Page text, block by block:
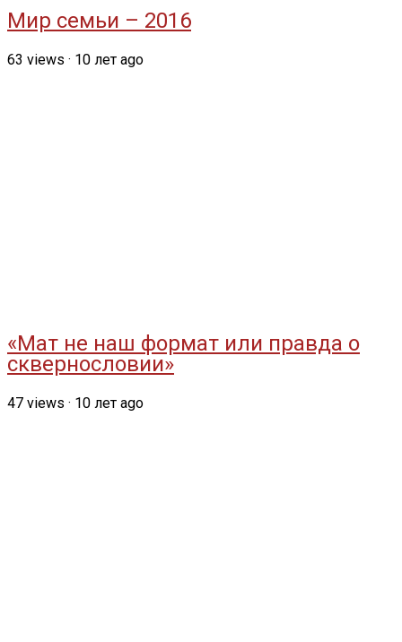
Мир семьи – 2016
63 views · 10 лет ago
«Мат не наш формат или правда о
сквернословии»
47 views · 10 лет ago